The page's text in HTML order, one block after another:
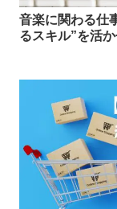
音楽に関わる仕
るスキル”を活